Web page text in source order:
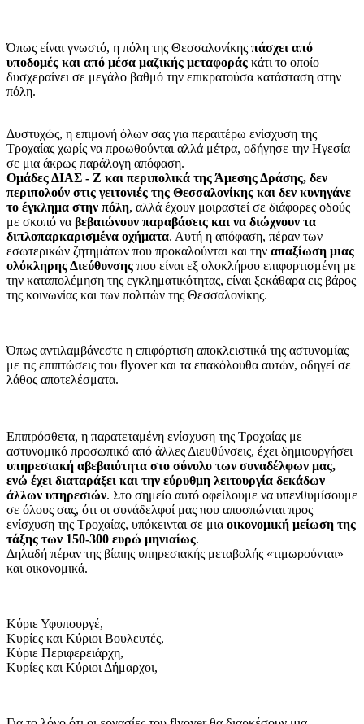
Όπως είναι γνωστό, η πόλη της Θεσσαλονίκης πάσχει από
υποδομές και από μέσα μαζικής μεταφοράς κάτι το οποίο
δυσχεραίνει σε μεγάλο βαθμό την επικρατούσα κατάσταση στην
πόλη.
Δυστυχώς, η επιμονή όλων σας για περαιτέρω ενίσχυση της
Τροχαίας χωρίς να προωθούνται αλλά μέτρα, οδήγησε την Ηγεσία
σε μια άκρως παράλογη απόφαση.
Ομάδες ΔΙΑΣ - Ζ και περιπολικά της Άμεσης Δράσης, δεν
περιπολούν στις γειτονιές της Θεσσαλονίκης και δεν κυνηγάνε
το έγκλημα στην πόλη, αλλά έχουν μοιραστεί σε διάφορες οδούς
με σκοπό να βεβαιώνουν παραβάσεις και να διώχνουν τα
διπλοπαρκαρισμένα οχήματα. Αυτή η απόφαση, πέραν των
εσωτερικών ζητημάτων που προκαλούνται και την απαξίωση μιας
ολόκληρης Διεύθυνσης που είναι εξ ολοκλήρου επιφορτισμένη με
την καταπολέμηση της εγκληματικότητας, είναι ξεκάθαρα εις βάρος
της κοινωνίας και των πολιτών της Θεσσαλονίκης.
Όπως αντιλαμβάνεστε η επιφόρτιση αποκλειστικά της αστυνομίας
με τις επιπτώσεις του flyover και τα επακόλουθα αυτών, οδηγεί σε
λάθος αποτελέσματα.
Επιπρόσθετα, η παρατεταμένη ενίσχυση της Τροχαίας με
αστυνομικό προσωπικό από άλλες Διευθύνσεις, έχει δημιουργήσει
υπηρεσιακή αβεβαιότητα στο σύνολο των συναδέλφων μας,
ενώ έχει διαταράξει και την εύρυθμη λειτουργία δεκάδων
άλλων υπηρεσιών. Στο σημείο αυτό οφείλουμε να υπενθυμίσουμε
σε όλους σας, ότι οι συνάδελφοί μας που αποσπώνται προς
ενίσχυση της Tροχαίας, υπόκεινται σε μια οικονομική μείωση της
τάξης των 150-300 ευρώ μηνιαίως.
Δηλαδή πέραν της βίαιης υπηρεσιακής μεταβολής «τιμωρούνται»
και οικονομικά.
Κύριε Υφυπουργέ,
Κυρίες και Κύριοι Βουλευτές,
Κύριε Περιφερειάρχη,
Κυρίες και Κύριοι Δήμαρχοι,